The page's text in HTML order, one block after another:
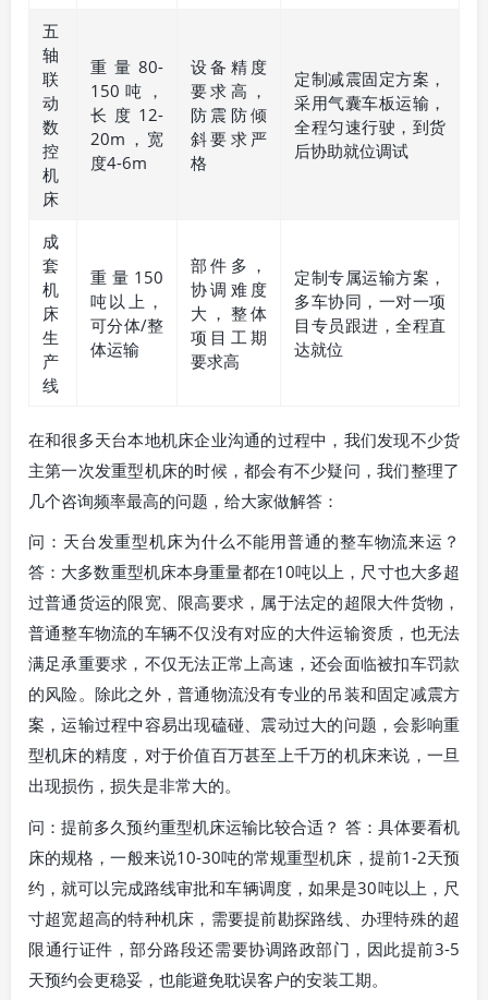
五
轴
联
动
数
控
机
床
重量80-
150吨，
长度12-
20m，宽
度4-6m
设备精度
要求高，
防震防倾
斜要求严
格
定制减震固定方案，
采用气囊车板运输，
全程匀速行驶，到货
后协助就位调试
成
套
机
床
生
产
线
重量150
吨以上，
可分体/整
体运输
部件多，
协调难度
大，整体
项目工期
要求高
定制专属运输方案，
多车协同，一对一项
目专员跟进，全程直
达就位
在和很多天台本地机床企业沟通的过程中，我们发现不少货
主第一次发重型机床的时候，都会有不少疑问，我们整理了
几个咨询频率最高的问题，给大家做解答：
问：天台发重型机床为什么不能用普通的整车物流来运？
答：大多数重型机床本身重量都在10吨以上，尺寸也大多超
过普通货运的限宽、限高要求，属于法定的超限大件货物，
普通整车物流的车辆不仅没有对应的大件运输资质，也无法
满足承重要求，不仅无法正常上高速，还会面临被扣车罚款
的风险。除此之外，普通物流没有专业的吊装和固定减震方
案，运输过程中容易出现磕碰、震动过大的问题，会影响重
型机床的精度，对于价值百万甚至上千万的机床来说，一旦
出现损伤，损失是非常大的。
问：提前多久预约重型机床运输比较合适？ 答：具体要看机
床的规格，一般来说10-30吨的常规重型机床，提前1-2天预
约，就可以完成路线审批和车辆调度，如果是30吨以上，尺
寸超宽超高的特种机床，需要提前勘探路线、办理特殊的超
限通行证件，部分路段还需要协调路政部门，因此提前3-5
天预约会更稳妥，也能避免耽误客户的安装工期。